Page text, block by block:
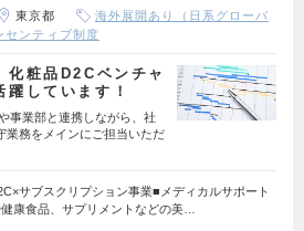
東京都
海外展開あり（日系グローバ
センティブ制度
化粧品D2Cベンチャ
しています！
事業部と連携しながら、社
業務をメインにご担当いただ
サブスクリプション事業■メディカルサポート
康食品、サプリメントなどの美…